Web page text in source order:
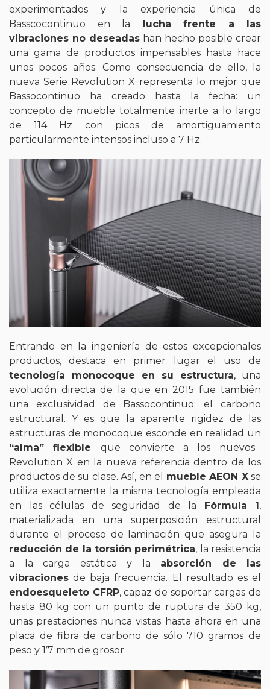
experimentados y la experiencia única de
Basscocontinuo en la lucha frente a las
vibraciones no deseadas han hecho posible crear
una gama de productos impensables hasta hace
unos pocos años. Como consecuencia de ello, la
nueva Serie Revolution X representa lo mejor que
Bassocontinuo ha creado hasta la fecha: un
concepto de mueble totalmente inerte a lo largo
de 114 Hz con picos de amortiguamiento
particularmente intensos incluso a 7 Hz.
Entrando en la ingeniería de estos excepcionales
productos, destaca en primer lugar el uso de
tecnología monocoque en su estructura, una
evolución directa de la que en 2015 fue también
una exclusividad de Bassocontinuo: el carbono
estructural. Y es que la aparente rigidez de las
estructuras de monocoque esconde en realidad un
“alma” flexible que convierte a los nuevos
Revolution X en la nueva referencia dentro de los
productos de su clase. Así, en el mueble AEON Xse
utiliza exactamente la misma tecnología empleada
en las células de seguridad de la Fórmula 1,
materializada en una superposición estructural
durante el proceso de laminación que asegura la
reducción de la torsión perimétrica, la resistencia
a la carga estática y la absorción de las
vibraciones de baja frecuencia. El resultado es el
endoesqueleto CFRP, capaz de soportar cargas de
hasta 80 kg con un punto de ruptura de 350 kg,
unas prestaciones nunca vistas hasta ahora en una
placa de fibra de carbono de sólo 710 gramos de
peso y 1’7 mm de grosor.